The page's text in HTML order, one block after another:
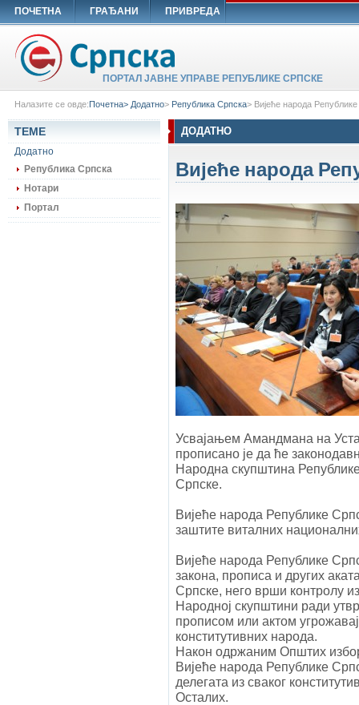
ПОЧЕТНА ГРАЂАНИ ПРИВРЕДА
ПОРТАЛ ЈАВНЕ УПРАВЕ РЕПУБЛИКЕ СРПСКЕ
Налазите се овде:Почетна> Додатно> Република Српска> Вијеће народа
ДОДАТНО
Вијеће народа
Усвајањем Амандмана на
прописано је да ће
Народна скупштина
Српске.
Вијеће народа Републике
заштите виталних
Вијеће народа Републике
закона, прописа и других
Српске, него врши контролу
Народној скупштини ради
прописом или актом
конститутивних народа.
Након одржаним Општих
Вијеће народа Републике
делегата из сваког
Осталих.
ТЕМЕ
Додатно
Република Српска
Нотари
Портал